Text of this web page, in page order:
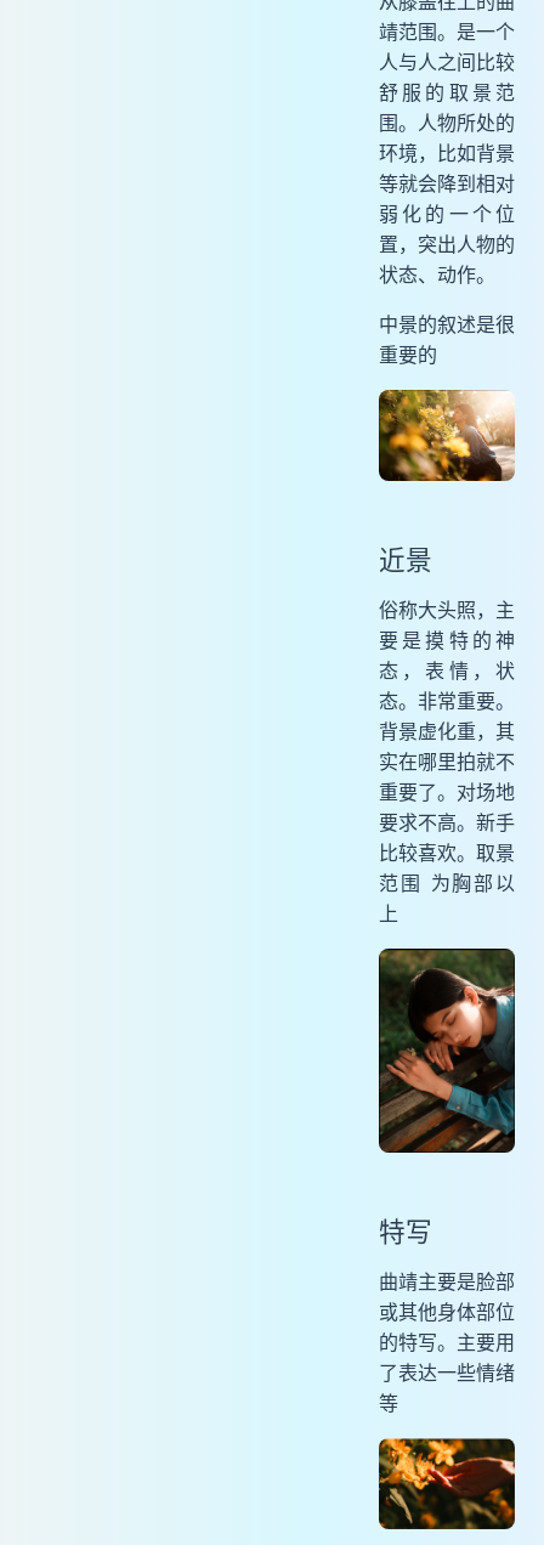
靖范围。是一个
人与人之间比较
舒服的取景范
围。人物所处的
环境，比如背景
等就会降到相对
弱化的一个位
置，突出人物的
状态、动作。
中景的叙述是很
重要的
近景
俗称大头照，主
要是摸特的神
态，表情，状
态。非常重要。
背景虚化重，其
实在哪里拍就不
重要了。对场地
要求不高。新手
比较喜欢。取景
范围 为胸部以
上
特写
曲靖主要是脸部
或其他身体部位
的特写。主要用
了表达一些情绪
等